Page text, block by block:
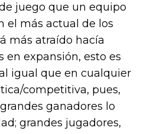
juego que un equipo
el más actual de los
más atraído hacía
en expansión, esto es
igual que en cualquier
competitiva, pues,
ganadores lo
grandes jugadores,